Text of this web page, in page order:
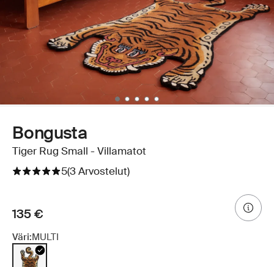
Bongusta
Tiger Rug Small - Villamatot
5(3 Arvostelut)
135 €
Väri:MULTI